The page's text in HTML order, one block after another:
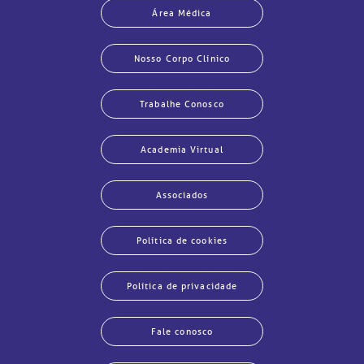
Área Médica
Nosso Corpo Clínico
Trabalhe Conosco
Academia Virtual
Associados
Política de cookies
Política de privacidade
Fale conosco